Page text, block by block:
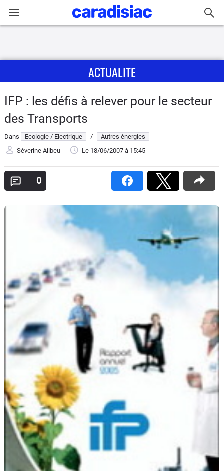
Actu
Essais
Guide
Electriques
Services
Forum
Moto
Marques
ACTUALITE
IFP : les défis à relever pour le secteur
des Transports
Dans Ecologie / Electrique /
Autres énergies
Séverine Alibeu
Le 18/06/2007 à 15:45
0